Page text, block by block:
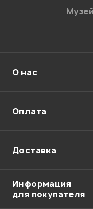
Отправить
О нас
Оплата
Доставка
Информация
для покупателя